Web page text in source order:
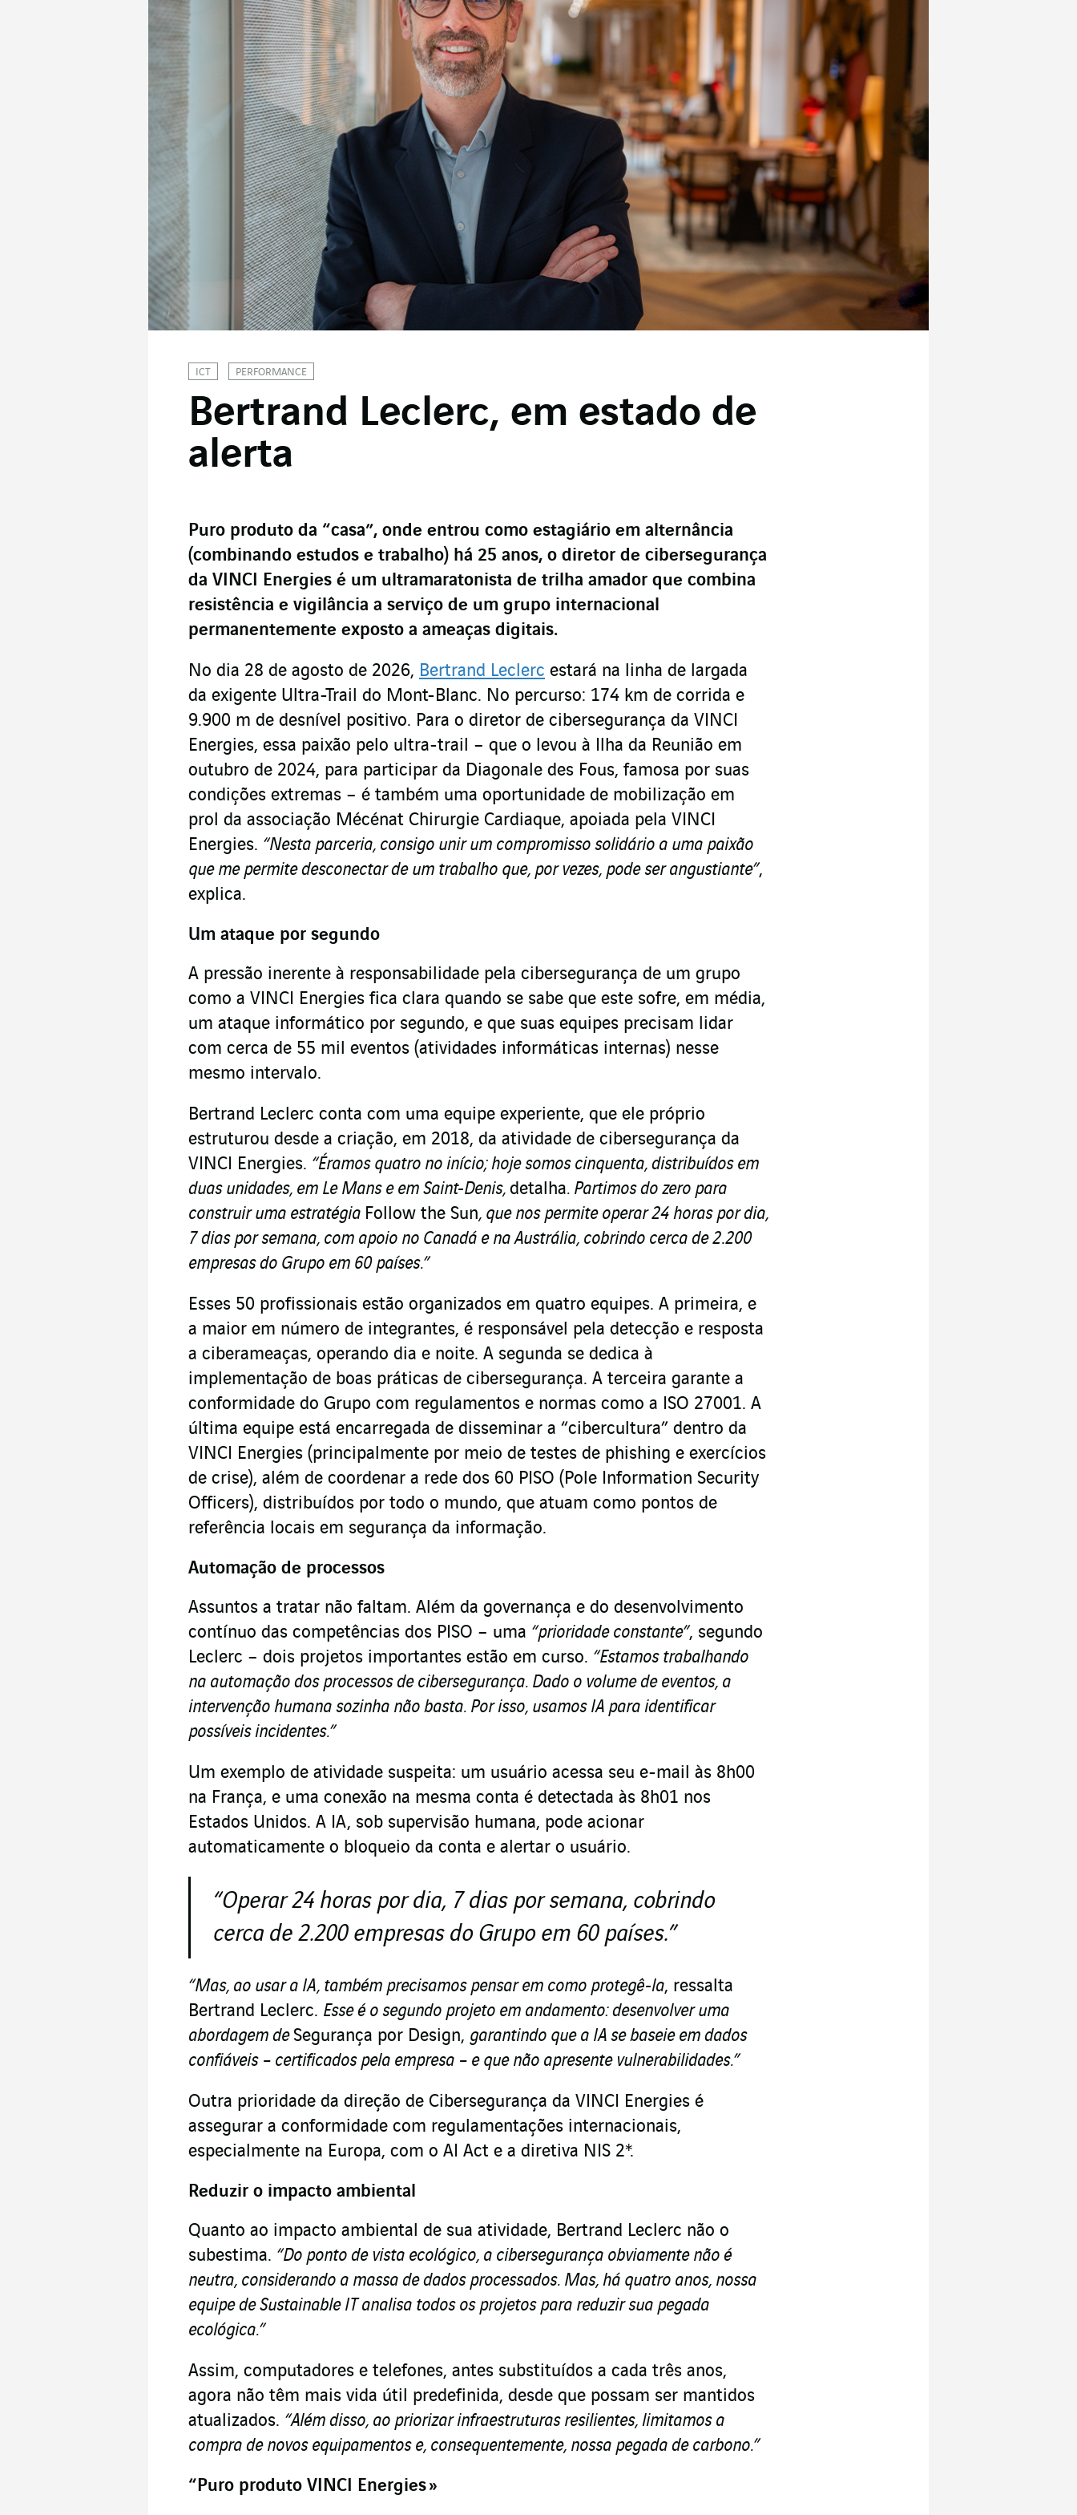
ICT PERFORMANCE
Bertrand Leclerc, em estado de
alerta
Puro produto da “casa”, onde entrou como estagiário em alternância
(combinando estudos e trabalho) há 25 anos, o diretor de cibersegurança
da VINCI Energies é um ultramaratonista de trilha amador que combina
resistência e vigilância a serviço de um grupo internacional
permanentemente exposto a ameaças digitais.
No dia 28 de agosto de 2026, Bertrand Leclerc estará na linha de largada
da exigente Ultra-Trail do Mont-Blanc. No percurso: 174 km de corrida e
9.900 m de desnível positivo. Para o diretor de cibersegurança da VINCI
Energies, essa paixão pelo ultra-trail – que o levou à Ilha da Reunião em
outubro de 2024, para participar da Diagonale des Fous, famosa por suas
condições extremas – é também uma oportunidade de mobilização em
prol da associação Mécénat Chirurgie Cardiaque, apoiada pela VINCI
Energies. “Nesta parceria, consigo unir um compromisso solidário a uma paixão
que me permite desconectar de um trabalho que, por vezes, pode ser angustiante”,
explica.
Um ataque por segundo
A pressão inerente à responsabilidade pela cibersegurança de um grupo
como a VINCI Energies fica clara quando se sabe que este sofre, em média,
um ataque informático por segundo, e que suas equipes precisam lidar
com cerca de 55 mil eventos (atividades informáticas internas) nesse
mesmo intervalo.
Bertrand Leclerc conta com uma equipe experiente, que ele próprio
estruturou desde a criação, em 2018, da atividade de cibersegurança da
VINCI Energies. “Éramos quatro no início; hoje somos cinquenta, distribuídos em
duas unidades, em Le Mans e em Saint-Denis, detalha. Partimos do zero para
construir uma estratégia Follow the Sun, que nos permite operar 24 horas por dia,
7 dias por semana, com apoio no Canadá e na Austrália, cobrindo cerca de 2.200
empresas do Grupo em 60 países.”
Esses 50 profissionais estão organizados em quatro equipes. A primeira, e
a maior em número de integrantes, é responsável pela detecção e resposta
a ciberameaças, operando dia e noite. A segunda se dedica à
implementação de boas práticas de cibersegurança. A terceira garante a
conformidade do Grupo com regulamentos e normas como a ISO 27001. A
última equipe está encarregada de disseminar a “cibercultura” dentro da
VINCI Energies (principalmente por meio de testes de phishing e exercícios
de crise), além de coordenar a rede dos 60 PISO (Pole Information Security
Officers), distribuídos por todo o mundo, que atuam como pontos de
referência locais em segurança da informação.
Automação de processos
Assuntos a tratar não faltam. Além da governança e do desenvolvimento
contínuo das competências dos PISO – uma “prioridade constante”, segundo
Leclerc – dois projetos importantes estão em curso. “Estamos trabalhando
na automação dos processos de cibersegurança. Dado o volume de eventos, a
intervenção humana sozinha não basta. Por isso, usamos IA para identificar
possíveis incidentes.”
Um exemplo de atividade suspeita: um usuário acessa seu e-mail às 8h00
na França, e uma conexão na mesma conta é detectada às 8h01 nos
Estados Unidos. A IA, sob supervisão humana, pode acionar
automaticamente o bloqueio da conta e alertar o usuário.
“Operar 24 horas por dia, 7 dias por semana, cobrindo
cerca de 2.200 empresas do Grupo em 60 países.”
“Mas, ao usar a IA, também precisamos pensar em como protegê-la, ressalta
Bertrand Leclerc. Esse é o segundo projeto em andamento: desenvolver uma
abordagem de Segurança por Design, garantindo que a IA se baseie em dados
confiáveis – certificados pela empresa – e que não apresente vulnerabilidades.”
Outra prioridade da direção de Cibersegurança da VINCI Energies é
assegurar a conformidade com regulamentações internacionais,
especialmente na Europa, com o AI Act e a diretiva NIS 2*.
Reduzir o impacto ambiental
Quanto ao impacto ambiental de sua atividade, Bertrand Leclerc não o
subestima. “Do ponto de vista ecológico, a cibersegurança obviamente não é
neutra, considerando a massa de dados processados. Mas, há quatro anos, nossa
equipe de Sustainable IT analisa todos os projetos para reduzir sua pegada
ecológica.”
Assim, computadores e telefones, antes substituídos a cada três anos,
agora não têm mais vida útil predefinida, desde que possam ser mantidos
atualizados. “Além disso, ao priorizar infraestruturas resilientes, limitamos a
compra de novos equipamentos e, consequentemente, nossa pegada de carbono.”
“ Puro produto VINCI Energies »